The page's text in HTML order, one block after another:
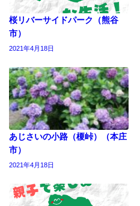
桜リバーサイドパーク（熊谷
市）
2021年4月18日
あじさいの小路（榎峠）（本庄
市）
2021年4月18日